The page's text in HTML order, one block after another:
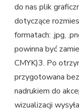
do nas plik
dotyczące
formatach: .jpg,
powinna być
CMYK)3. Po
przygotowana
nadrukiem do
wizualizacji